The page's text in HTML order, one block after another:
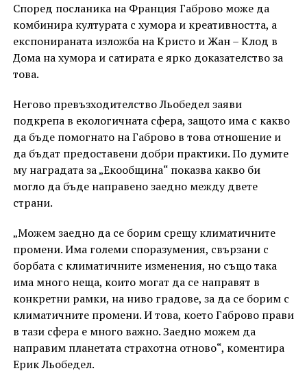
Според посланика на Франция Габрово може да
комбинира културата с хумора и креативността, а
експонираната изложба на Кристо и Жан – Клод в
Дома на хумора и сатирата е ярко доказателство за
това.
Негово превъзходителство Льобедел заяви
подкрепа в екологичната сфера, защото има с какво
да бъде помогнато на Габрово в това отношение и
да бъдат предоставени добри практики. По думите
му наградата за „Екообщина“ показва какво би
могло да бъде направено заедно между двете
страни.
„Можем заедно да се борим срещу климатичните
промени. Има големи споразумения, свързани с
борбата с климатичните изменения, но също така
има много неща, които могат да се направят в
конкретни рамки, на ниво градове, за да се борим с
климатичните промени. И това, което Габрово прави
в тази сфера е много важно. Заедно можем да
направим планетата страхотна отново“, коментира
Ерик Льобедел.